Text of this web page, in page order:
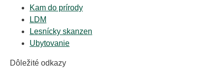
Kam do prírody
LDM
Lesnícky skanzen
Ubytovanie
Dôležité odkazy